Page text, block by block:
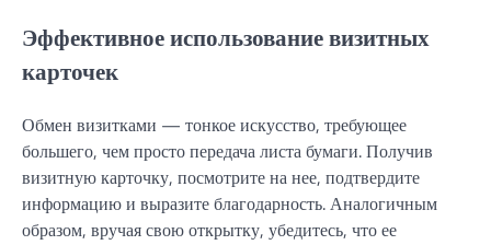
Эффективное использование визитных
карточек
Обмен визитками — тонкое искусство, требующее
большего, чем просто передача листа бумаги. Получив
визитную карточку, посмотрите на нее, подтвердите
информацию и выразите благодарность. Аналогичным
образом, вручая свою открытку, убедитесь, что ее